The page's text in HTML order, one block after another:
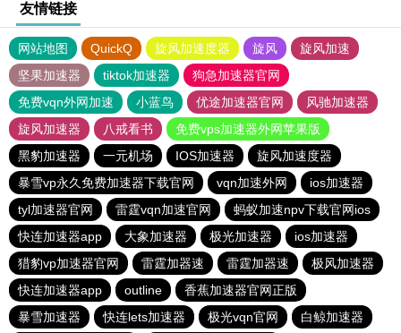
友情链接
网站地图 QuickQ 旋风加速度器 旋风
旋风加速
坚果加速器
tiktok加速器
狗急加速器官网
免费vqn外网加速
小蓝鸟 优途加速器官网
风驰加速器
旋风加速器
八戒看书
免费vps加速器外网苹果版
黑豹加速器
一元机场 IOS加速器
旋风加速度器
暴雪vp永久免费加速器下载官网
vqn加速外网
ios加速器
tyl加速器官网
雷霆vqn加速官网
蚂蚁加速npv下载官网ios
快连加速器app
大象加速器 极光加速器
ios加速器
猎豹vp加速器官网
雷霆加器速 雷霆加器速
极风加速器
快连加速器app
outline
香蕉加速器官网正版
暴雪加速器
快连lets加速器 极光vqn官网
白鲸加速器